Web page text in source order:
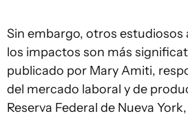
Sin embargo, otros
los impactos son más
publicado por Mary Amiti,
del mercado laboral y de
Reserva Federal de Nueva